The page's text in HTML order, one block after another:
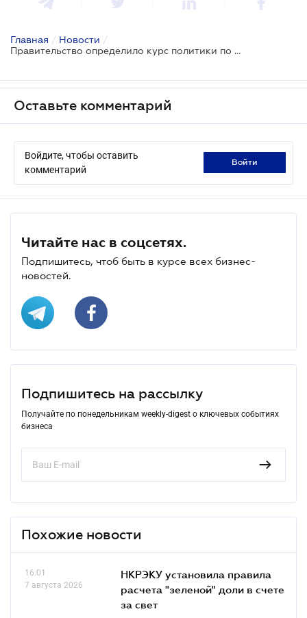
Главная / Новости /
Правительство определило курс политики по защите прав потребителей
Оставьте комментарий
Войдите, чтобы оставить
комментарий
войти
Читайте нас в соцсетях.
Подпишитесь, чтоб быть в курсе всех бизнес-
новостей.
Подпишитесь на рассылку
Получайте по понедельникам weekly-digest о ключевых событиях
бизнеса
Похожие новости
16.01
7 августа 2026
НКРЭКУ установила правила
расчета "зеленой" доли в счете
за свет